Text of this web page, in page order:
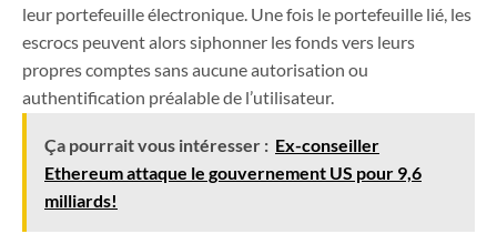
leur portefeuille électronique. Une fois le portefeuille lié, les
escrocs peuvent alors siphonner les fonds vers leurs
propres comptes sans aucune autorisation ou
authentification préalable de l’utilisateur.
Ça pourrait vous intéresser : Ex-conseiller
Ethereum attaque le gouvernement US pour 9,6
milliards!